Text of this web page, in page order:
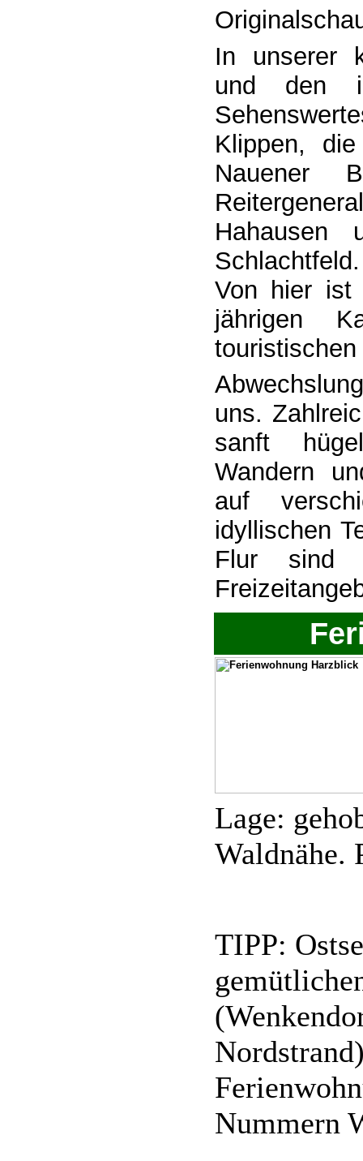
In unserer
und den
Klippen,
Nauener
Hahausen
Schlachtfeld.
Von hier ist
jährigen
uns.
sanft
Wandern
auf
idyllischen
Flur sind
Lage:
Waldnähe.
TIPP:
Nummern